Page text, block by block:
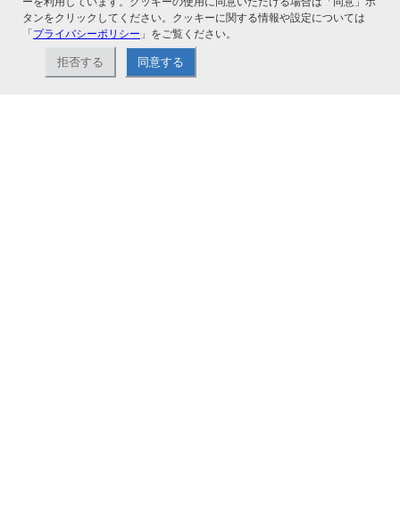
関連サービス
タンをクリックしてください。クッキーに関する情報や設定については
「プライバシーポリシー 」をご覧ください。
拒否する 同意する